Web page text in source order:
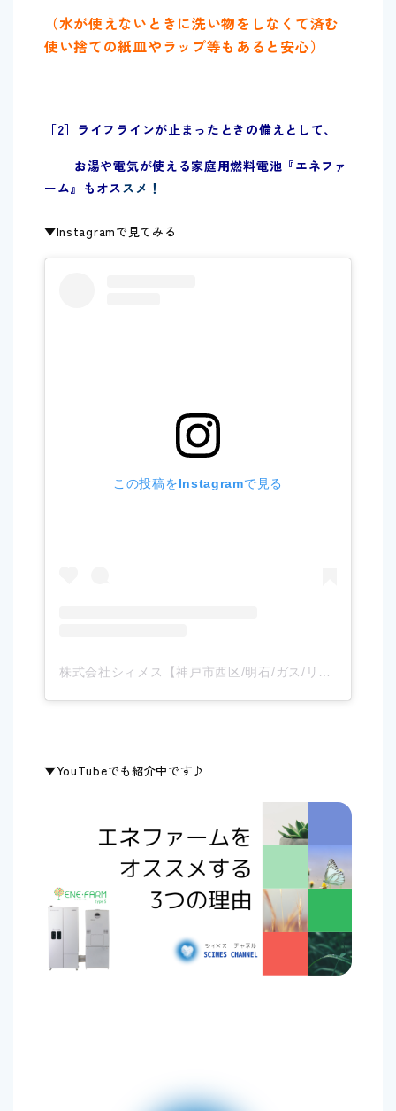
（水が使えないときに洗い物をしなくて済む
使い捨ての紙皿やラップ等もあると安心）
［2］ライフラインが止まったときの備えとして、
お湯や電気が使える家庭用燃料電池『エネファ
ーム』もオススメ！
▼Instagramで見てみる
この投稿をInstagramで見る
▼YouTubeでも紹介中です♪